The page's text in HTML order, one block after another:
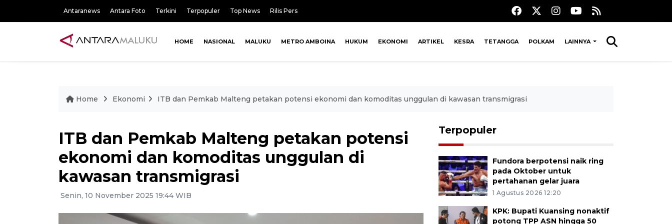
Antaranews Antara Foto Terkini Terpopuler Top News Rilis Pers
HOME NASIONAL MALUKU METRO AMBOINA HUKUM EKONOMI ARTIKEL KESRA TETANGGA POLKAM LAINNYA
Home Ekonomi ITB dan Pemkab Malteng petakan potensi ekonomi dan komoditas unggulan di kawasan transmigrasi
ITB dan Pemkab Malteng petakan potensi
ekonomi dan komoditas unggulan di
kawasan transmigrasi
Senin, 10 November 2025 19:44 WIB
Terpopuler
Fundora berpotensi naik ring
pada Oktober untuk
pertahanan gelar juara
1 Agustus 2026 12:20
KPK: Bupati Kuansing nonaktif
potong TPP ASN hingga 50